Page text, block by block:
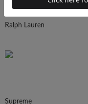
Ralph Lauren
Supreme